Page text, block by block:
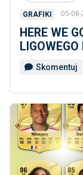
GRAFIKI 05-
HERE WE
Skomentuj